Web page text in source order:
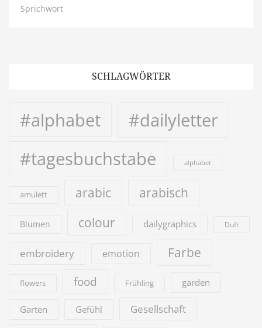
Sprichwort
SCHLAGWÖRTER
#alphabet
#dailyletter
#tagesbuchstabe
alphabet
amulett arabic arabisch
Blumen colour dailygraphics Duft
embroidery emotion Farbe
flowers food Frühling garden
Garten Gefühl Gesellschaft